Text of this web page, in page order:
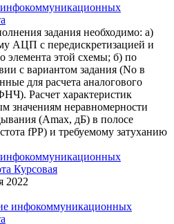
задания необходимо: а)
АЦП с передискретизацией и
элемента этой схемы; б) по
с вариантом задания (No в
для расчета аналогового
Расчет характеристик
значениям неравномерности
(Amax, дБ) в полосе
fPP) и требуемому затуханию
Курсовая
2022